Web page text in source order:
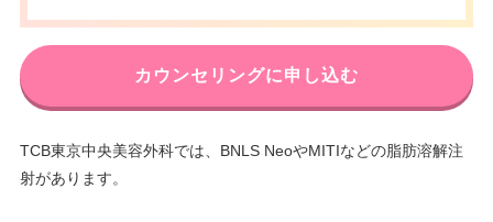
カウンセリングに申し込む
TCB東京中央美容外科では、BNLS NeoやMITIなどの脂肪溶解注
射があります。